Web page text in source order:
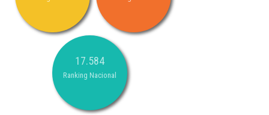
17.584
Ranking Nacional